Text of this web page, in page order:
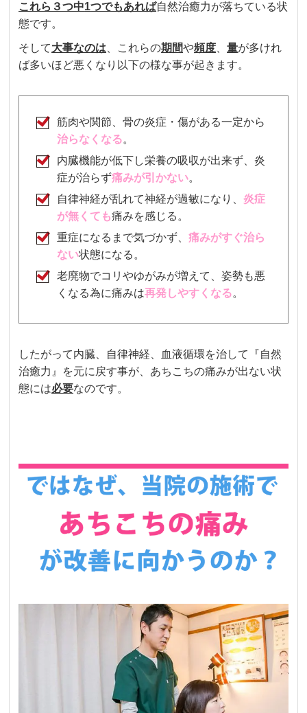
これら３つ中1つでもあれば自然治癒力が落ちている状
態です。
そして大事なのは 、これらの期間や頻度 、量が多けれ
ば多いほど悪くなり以下の様な事が起きます。
筋肉や関節、骨の炎症・傷がある一定から
治らなくなる。
内臓機能が低下し栄養の吸収が出来ず、炎
症が治らず痛みが引かない。
自律神経が乱れて神経が過敏になり、炎症
が無くても痛みを感じる 。
重症になるまで気づかず、痛みがすぐ治ら
ない状態になる。
老廃物でコリやゆがみが増えて、姿勢も悪
くなる為に痛みは再発しやすくなる。
したがって内臓、自律神経、血液循環を治して『自然
治癒力』を元に戻す事が、あちこちの痛みが出ない状
態には必要なのです。